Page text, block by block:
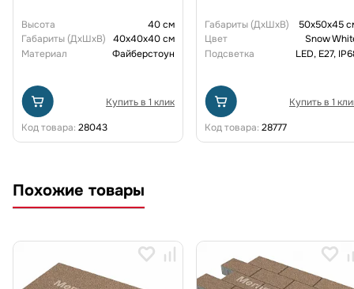
Высота
40 см
Габариты (ДxШxВ)
40x40x40 см
Материал
Файберстоун
Купить в 1 клик
Код товара: 28043
Габариты (ДxШxВ)
50x50x45
Цвет
Snow
Подсветка
LED, E27,
Купить в 1
Код товара: 28777
Похожие товары